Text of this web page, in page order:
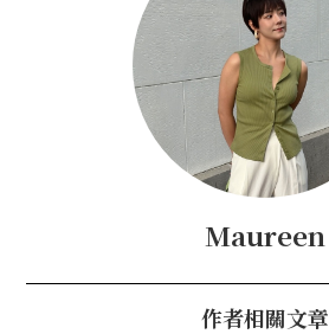
Maureen
作者相關文章